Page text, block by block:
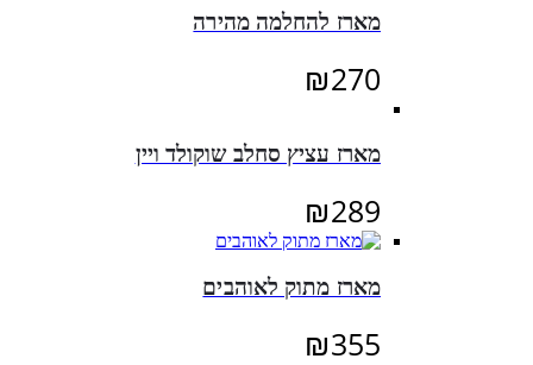
מארז להחלמה מהירה
₪270
מארז עציץ סחלב שוקולד ויין
₪289
מארז מתוק לאוהבים
₪355